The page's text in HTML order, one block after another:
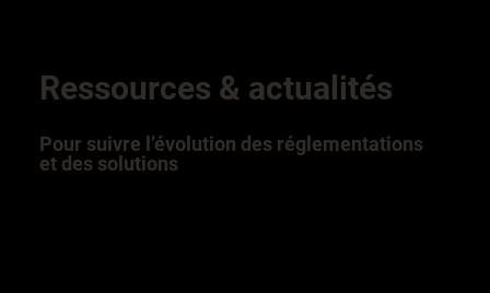
Ressources & actualités
Pour suivre l’évolution des réglementations
et des solutions